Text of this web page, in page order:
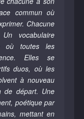
commun où
Chacune
vocabulaire
où toutes les
Elles se
duos, où les
à nouveau
de départ. Une
poétique par
mettant en